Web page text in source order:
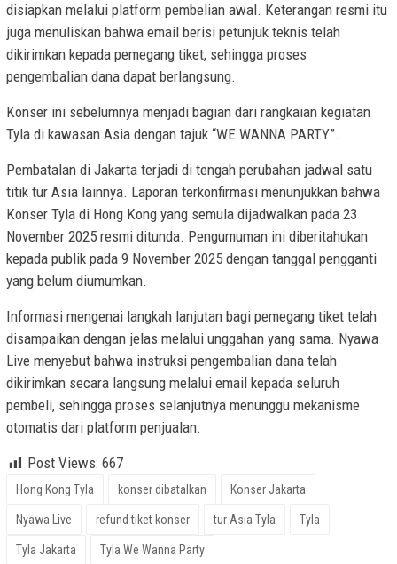
disiapkan melalui platform pembelian awal. Keterangan resmi itu
juga menuliskan bahwa email berisi petunjuk teknis telah
dikirimkan kepada pemegang tiket, sehingga proses
pengembalian dana dapat berlangsung.
Konser ini sebelumnya menjadi bagian dari rangkaian kegiatan
Tyla di kawasan Asia dengan tajuk “WE WANNA PARTY”.
Pembatalan di Jakarta terjadi di tengah perubahan jadwal satu
titik tur Asia lainnya. Laporan terkonfirmasi menunjukkan bahwa
Konser Tyla di Hong Kong yang semula dijadwalkan pada 23
November 2025 resmi ditunda. Pengumuman ini diberitahukan
kepada publik pada 9 November 2025 dengan tanggal pengganti
yang belum diumumkan.
Informasi mengenai langkah lanjutan bagi pemegang tiket telah
disampaikan dengan jelas melalui unggahan yang sama. Nyawa
Live menyebut bahwa instruksi pengembalian dana telah
dikirimkan secara langsung melalui email kepada seluruh
pembeli, sehingga proses selanjutnya menunggu mekanisme
otomatis dari platform penjualan.
Post Views: 667
Hong Kong Tyla konser dibatalkan Konser Jakarta
Nyawa Live refund tiket konser tur Asia Tyla Tyla
Tyla Jakarta Tyla We Wanna Party